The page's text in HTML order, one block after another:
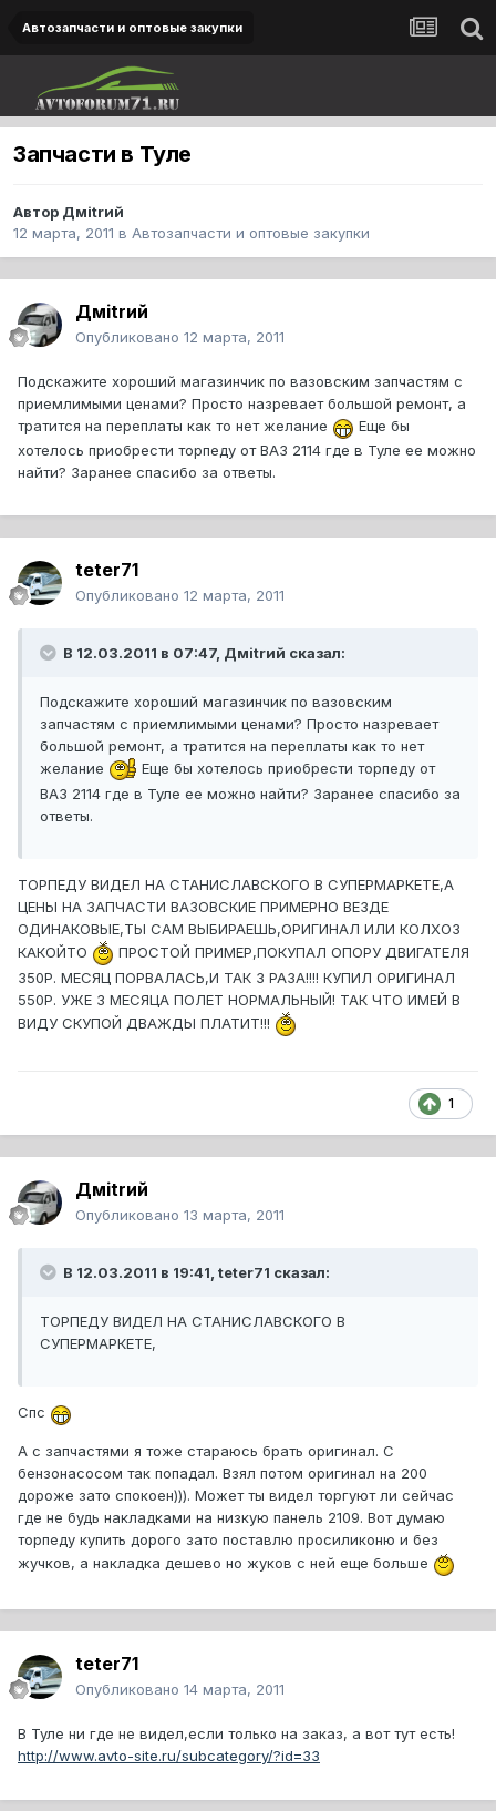
Автозапчасти и оптовые закупки
Запчасти в Туле
Автор Дмitrий
12 марта, 2011 в Автозапчасти и оптовые закупки
Дмitrий
Опубликовано 12 марта, 2011
Подскажите хороший магазинчик по вазовским запчастям с
приемлимыми ценами? Просто назревает большой ремонт, а
тратится на переплаты как то нет желание
Еще бы
хотелось приобрести торпеду от ВАЗ 2114 где в Туле ее можно
найти? Заранее спасибо за ответы.
teter71
Опубликовано 12 марта, 2011
В 12.03.2011 в 07:47, Дмitrий сказал:
Подскажите хороший магазинчик по вазовским
запчастям с приемлимыми ценами? Просто назревает
большой ремонт, а тратится на переплаты как то нет
желание
Еще бы хотелось приобрести торпеду от
ВАЗ 2114 где в Туле ее можно найти? Заранее спасибо за
ответы.
ТОРПЕДУ ВИДЕЛ НА СТАНИСЛАВСКОГО В СУПЕРМАРКЕТЕ,А
ЦЕНЫ НА ЗАПЧАСТИ ВАЗОВСКИЕ ПРИМЕРНО ВЕЗДЕ
ОДИНАКОВЫЕ,ТЫ САМ ВЫБИРАЕШЬ,ОРИГИНАЛ ИЛИ КОЛХОЗ
КАКОЙТО
ПРОСТОЙ ПРИМЕР,ПОКУПАЛ ОПОРУ ДВИГАТЕЛЯ
350Р. МЕСЯЦ ПОРВАЛАСЬ,И ТАК 3 РАЗА!!!! КУПИЛ ОРИГИНАЛ
550Р. УЖЕ 3 МЕСЯЦА ПОЛЕТ НОРМАЛЬНЫЙ! ТАК ЧТО ИМЕЙ В
ВИДУ СКУПОЙ ДВАЖДЫ ПЛАТИТ!!!
1
Дмitrий
Опубликовано 13 марта, 2011
В 12.03.2011 в 19:41, teter71 сказал:
ТОРПЕДУ ВИДЕЛ НА СТАНИСЛАВСКОГО В
СУПЕРМАРКЕТЕ,
Спс
А с запчастями я тоже стараюсь брать оригинал. С
бензонасосом так попадал. Взял потом оригинал на 200
дороже зато спокоен))). Может ты видел торгуют ли сейчас
где не будь накладками на низкую панель 2109. Вот думаю
торпеду купить дорого зато поставлю просиликоню и без
жучков, а накладка дешево но жуков с ней еще больше
teter71
Опубликовано 14 марта, 2011
В Туле ни где не видел,если только на заказ, а вот тут есть!
http://www.avto-site.ru/subcategory/?id=33